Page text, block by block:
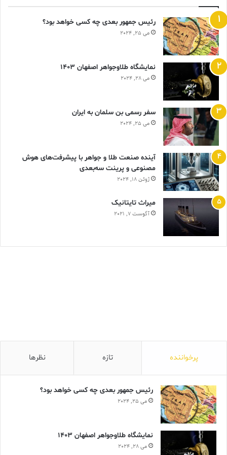
رئیس جمهور بعدی چه کسی خواهد بود؟
می 25, 2024
نمایشگاه طلاوجواهر اصفهان 1403
می 28, 2024
سفر رسمی بن سلمان به ایران
می 25, 2024
آینده صنعت طلا و جواهر با پیشرفت‌های هوش
مصنوعی و پرینت سه‌بعدی
ژوئن 18, 2024
ميراث تايتانيک
آگوست 7, 2021
پرخواننده تازه نظرها
رئیس جمهور بعدی چه کسی خواهد بود؟
می 25, 2024
نمایشگاه طلاوجواهر اصفهان 1403
می 28, 2024